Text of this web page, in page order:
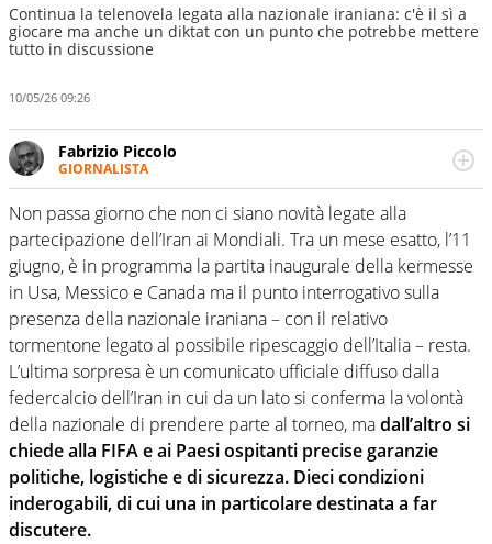
Continua la telenovela legata alla nazionale iraniana: c'è il sì a
giocare ma anche un diktat con un punto che potrebbe mettere
tutto in discussione
10/05/26 09:26
Fabrizio Piccolo
GIORNALISTA
Nella sua carriera ha seguito numerose manifestazioni
sportive e collaborato con agenzie e testate. Esperienza,
competenza, conoscenza e memoria storica. Si occupa
prevalentemente di calcio
Non passa giorno che non ci siano novità legate alla
partecipazione dell’Iran ai Mondiali. Tra un mese esatto, l’11
giugno, è in programma la partita inaugurale della kermesse
in Usa, Messico e Canada ma il punto interrogativo sulla
presenza della nazionale iraniana – con il relativo
tormentone legato al possibile ripescaggio dell’Italia – resta.
L’ultima sorpresa è un comunicato ufficiale diffuso dalla
federcalcio dell’Iran in cui da un lato si conferma la volontà
della nazionale di prendere parte al torneo, madall’altro si
chiede alla FIFA e ai Paesi ospitanti precise garanzie
politiche, logistiche e di sicurezza. Dieci condizioni
inderogabili, di cui una in particolare destinata a far
discutere.